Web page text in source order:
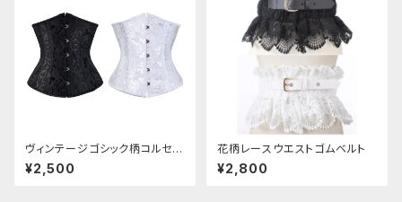
ヴィンテージゴシック柄コルセッ
ト
¥2,500
花柄レースウエストゴムベルト
¥2,800